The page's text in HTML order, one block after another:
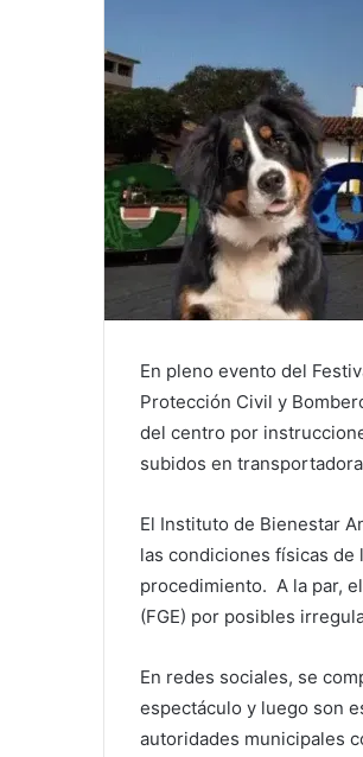
En pleno evento del
Protección Civil y
del centro por
subidos en
El Instituto de Bienestar
las condiciones físicas
procedimiento. A la par,
(FGE) por posibles
En redes sociales, se
espectáculo y luego son
autoridades municipales